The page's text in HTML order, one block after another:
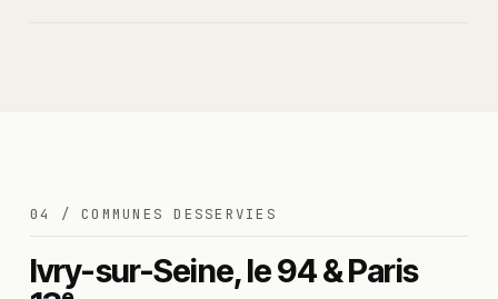
04 / COMMUNES DESSERVIES
Ivry-sur-Seine, le 94 & Paris